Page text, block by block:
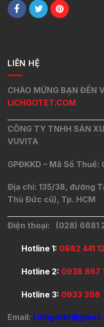
LIÊN HỆ
CHÀO MỪNG BẠN ĐẾN
LICHGOTET.COM
CÔNG TY TNHH SẢN
VUVITA
GPĐKKD – Mã Số Thuế:
Địa chỉ: 135/38, đường
Thủ Đức cũ), Tp. HCM
Điện thoại: (028) 6681
Hotline 1: 0982 441
Hotline 2: 0938 867
Hotline 3: 0933 398
Email: